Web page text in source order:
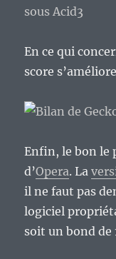
En ce qui
score
Enfin, le bon le
d’Opera. La
il ne faut pas
logiciel
soit un bond de